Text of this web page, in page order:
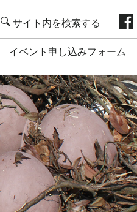
イベント申し込みフォーム